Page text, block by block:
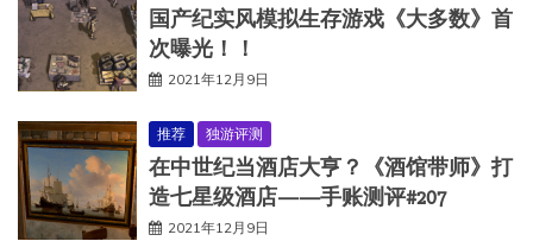
国产纪实风模拟生存游戏《大多数》首
次曝光！！
2021年12月9日
推荐 独游评测
在中世纪当酒店大亨？《酒馆带师》打
造七星级酒店——手账测评#207
2021年12月9日